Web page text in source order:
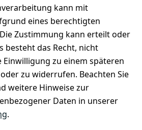
kann mit
eines berechtigten
Zustimmung kann erteilt oder
besteht das Recht, nicht
zu einem späteren
zu widerrufen. Beachten Sie
weitere Hinweise zur
Daten in unserer
.
Mail:
info@select
Unter den
Weingärten 42
63546
Hammersbach